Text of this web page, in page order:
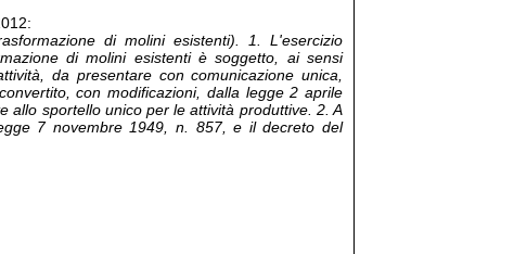
di molini esistenti). 1. L'esercizio
di molini esistenti è soggetto, ai sensi
da presentare con comunicazione unica,
con modificazioni, dalla legge 2 aprile
allo sportello unico per le attività produttive. 2. A
7 novembre 1949, n. 857, e il decreto del